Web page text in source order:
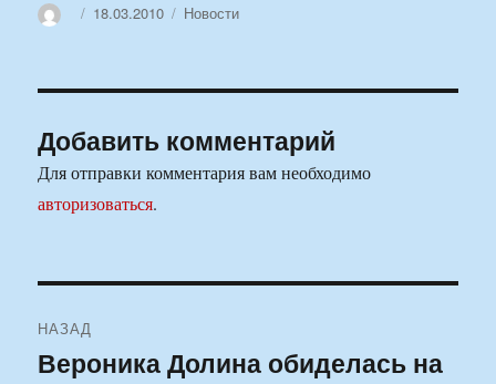
АвторОпубликовано
18.03.2010 Рубрики
Новости
Добавить комментарий
Для отправки комментария вам необходимо
авторизоваться.
по
НАЗАД
Предыдущая
Вероника Долина обиделась на